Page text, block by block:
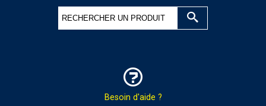
Besoin d'aide ?